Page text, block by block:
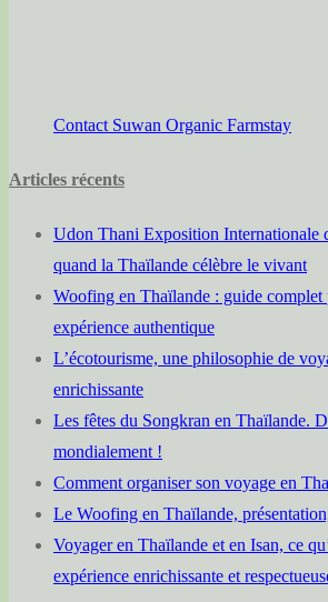
Contact Suwan Organic Farmstay
Articles récents
Udon Thani Exposition Internationale
quand la Thaïlande célèbre le vivant
Woofing en Thaïlande : guide
expérience authentique
L’écotourisme, une philosophie de
enrichissante
Les fêtes du Songkran en Thaïlande.
mondialement !
Comment organiser son voyage en
Le Woofing en Thaïlande,
Voyager en Thaïlande et en Isan, ce
expérience enrichissante et